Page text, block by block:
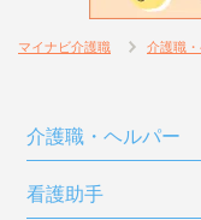
マイナビ介護職 介護職
介護職・ヘルパー
看護助手